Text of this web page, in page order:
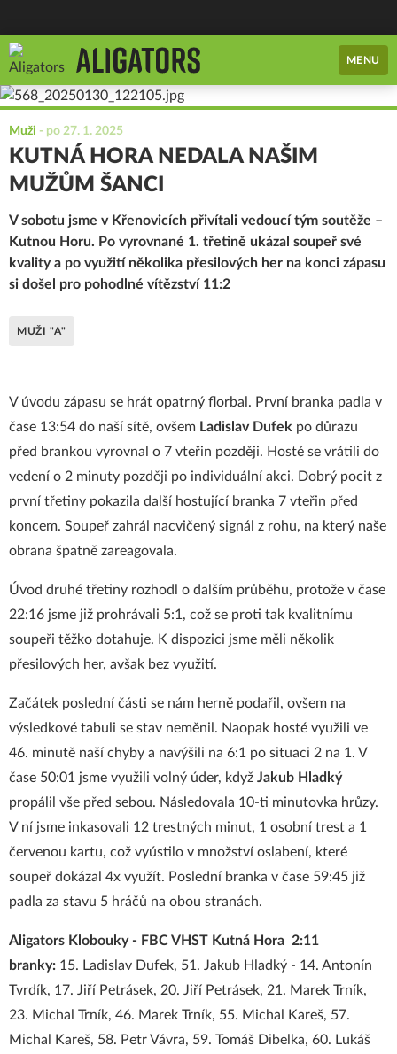
MENU
Muži - po 27. 1. 2025
KUTNÁ HORA NEDALA NAŠIM
MUŽŮM ŠANCI
V sobotu jsme v Křenovicích přivítali vedoucí tým soutěže –
Kutnou Horu. Po vyrovnané 1. třetině ukázal soupeř své
kvality a po využití několika přesilových her na konci zápasu
si došel pro pohodlné vítězství 11:2
MUŽI "A"
V úvodu zápasu se hrát opatrný florbal. První branka padla v
čase 13:54 do naší sítě, ovšem Ladislav Dufek po důrazu
před brankou vyrovnal o 7 vteřin později. Hosté se vrátili do
vedení o 2 minuty později po individuální akci. Dobrý pocit z
první třetiny pokazila další hostující branka 7 vteřin před
koncem. Soupeř zahrál nacvičený signál z rohu, na který naše
obrana špatně zareagovala.
Úvod druhé třetiny rozhodl o dalším průběhu, protože v čase
22:16 jsme již prohrávali 5:1, což se proti tak kvalitnímu
soupeři těžko dotahuje. K dispozici jsme měli několik
přesilových her, avšak bez využití.
Začátek poslední části se nám herně podařil, ovšem na
výsledkové tabuli se stav neměnil. Naopak hosté využili ve
46. minutě naší chyby a navýšili na 6:1 po situaci 2 na 1. V
čase 50:01 jsme využili volný úder, když Jakub Hladký
propálil vše před sebou. Následovala 10-ti minutovka hrůzy.
V ní jsme inkasovali 12 trestných minut, 1 osobní trest a 1
červenou kartu, což vyústilo v množství oslabení, které
soupeř dokázal 4x využít. Poslední branka v čase 59:45 již
padla za stavu 5 hráčů na obou stranách.
Aligators Klobouky - FBC VHST Kutná Hora 2:11
branky: 15. Ladislav Dufek, 51. Jakub Hladký - 14. Antonín
Tvrdík, 17. Jiří Petrásek, 20. Jiří Petrásek, 21. Marek Trník,
23. Michal Trník, 46. Marek Trník, 55. Michal Kareš, 57.
Michal Kareš, 58. Petr Vávra, 59. Tomáš Dibelka, 60. Lukáš